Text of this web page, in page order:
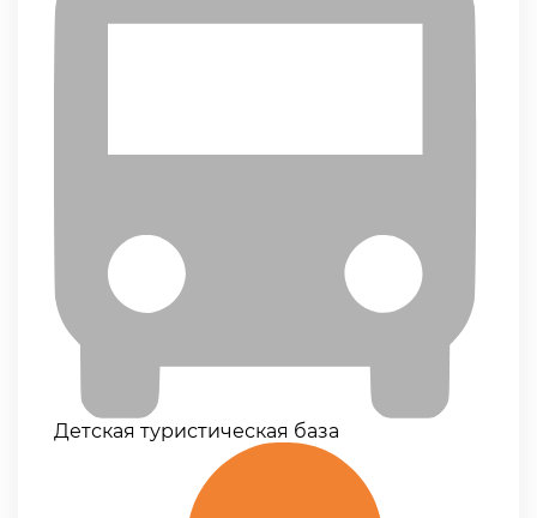
Детская туристическая база